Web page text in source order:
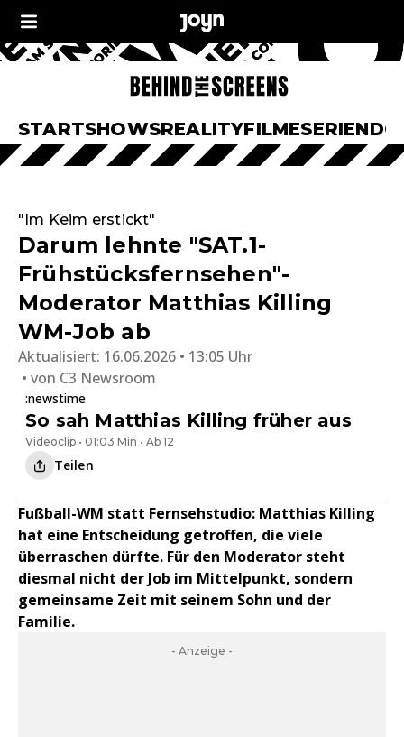
STARTSHOWSREALITYFILMESERIEN
"Im Keim erstickt"
Darum lehnte "SAT.1-
Frühstücksfernsehen"-
Moderator Matthias Killing
WM-Job ab
Aktualisiert: 16.06.2026 • 13:05 Uhr
von C3 Newsroom
:newstime
So sah Matthias Killing früher aus
Videoclip • 01:03 Min • Ab 12
Teilen
Fußball-WM statt Fernsehstudio: Matthias Killing
hat eine Entscheidung getroffen, die viele
überraschen dürfte. Für den Moderator steht
diesmal nicht der Job im Mittelpunkt, sondern
gemeinsame Zeit mit seinem Sohn und der
Familie.
- Anzeige -